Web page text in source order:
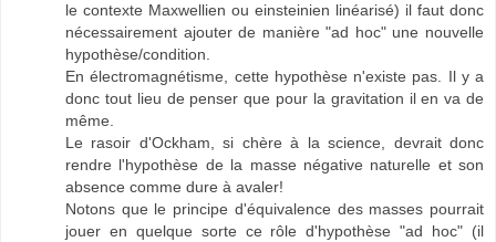
le contexte Maxwellien ou einsteinien linéarisé) il faut donc
nécessairement ajouter de manière "ad hoc" une nouvelle
hypothèse/condition.
En électromagnétisme, cette hypothèse n'existe pas. Il y a
donc tout lieu de penser que pour la gravitation il en va de
même.
Le rasoir d'Ockham, si chère à la science, devrait donc
rendre l'hypothèse de la masse négative naturelle et son
absence comme dure à avaler!
Notons que le principe d'équivalence des masses pourrait
jouer en quelque sorte ce rôle d'hypothèse "ad hoc" (il